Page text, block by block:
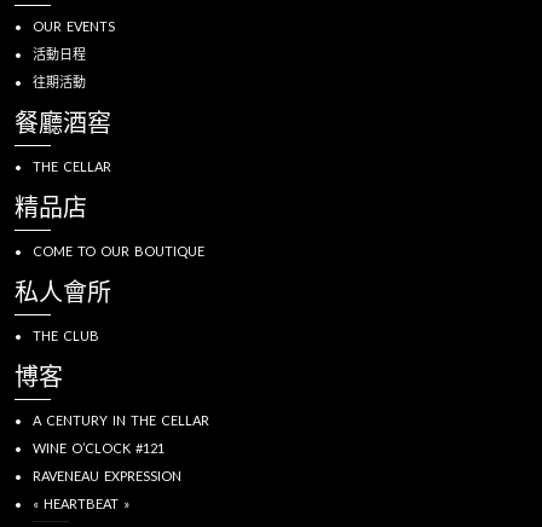
OUR EVENTS
活動日程
往期活動
餐廳酒窖
THE CELLAR
精品店
COME TO OUR BOUTIQUE
私人會所
THE CLUB
博客
A CENTURY IN THE CELLAR
WINE O’CLOCK #121
RAVENEAU EXPRESSION
« HEARTBEAT »